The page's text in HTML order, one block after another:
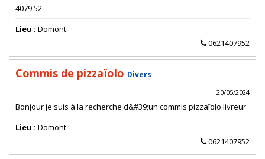
4079 52
Lieu : Domont
0621407952
Commis de pizzaïolo Divers
20/05/2024
Bonjour je suis à la recherche d&#39;un commis pizzaïolo livreur
Lieu : Domont
0621407952